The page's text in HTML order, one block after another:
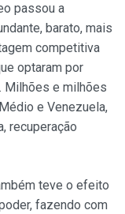
passou a
barato, mais
competitiva
optaram por
Milhões e milhões
e Venezuela,
recuperação
teve o efeito
fazendo com